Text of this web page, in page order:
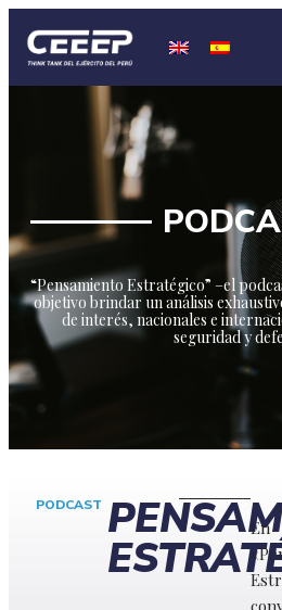
“Pensamiento Estratégico” –el
objetivo brindar un análisis
de interés, nacionales e
seguridad y
PODCAST
En